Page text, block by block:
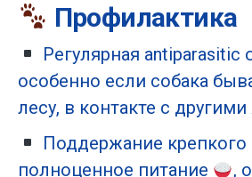
Профилактика
Регулярная antiparasitic
особенно если собака
лесу, в контакте с
Поддержание крепкого
полноценное питание
,